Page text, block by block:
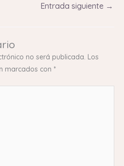
Entrada siguiente →
no será publicada. Los
marcados con *